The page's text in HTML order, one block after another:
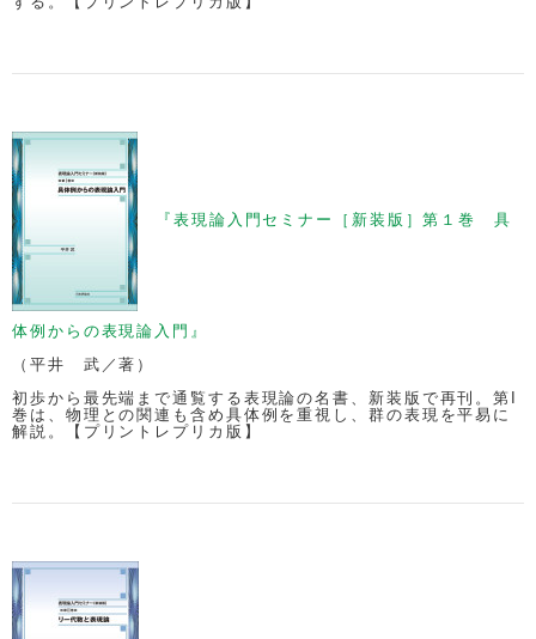
『表現論入門セミナー［新装版］第１巻 具
体例からの表現論入門』
（平井 武／著）
初歩から最先端まで通覧する表現論の名書、新装版で再刊。第I
巻は、物理との関連も含め具体例を重視し、群の表現を平易に
解説。【プリントレプリカ版】